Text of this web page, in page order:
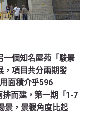
一個知名屋苑「駿景
，項目共分兩期發
面積介乎596
排而建，第一期「1-7
景，景觀角度比起